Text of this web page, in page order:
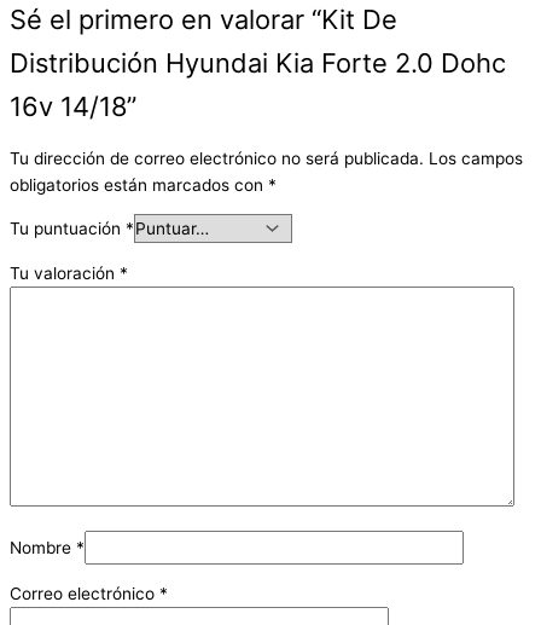
Sé el primero en valorar “Kit De
Distribución Hyundai Kia Forte 2.0 Dohc
16v 14/18”
Tu dirección de correo electrónico no será publicada. Los campos
obligatorios están marcados con *
Tu puntuación *
Tu valoración *
Nombre *
Correo electrónico *